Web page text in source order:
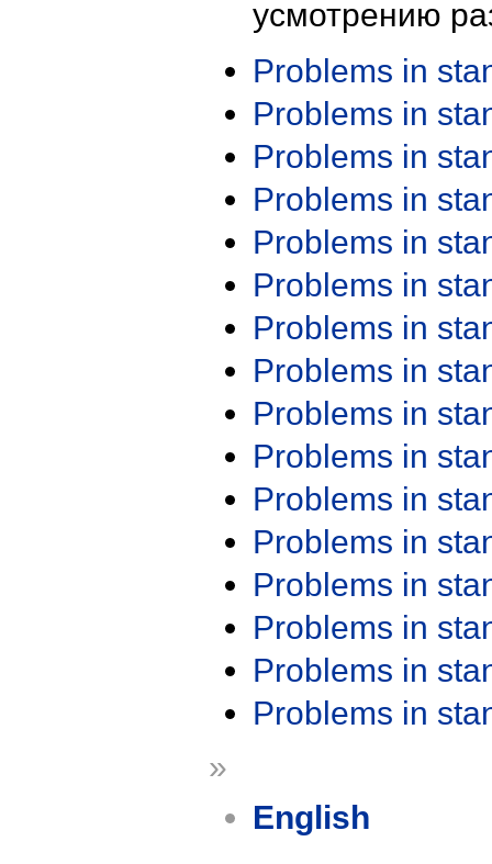
усмотрению
Problems in
Problems in
Problems in
Problems in
Problems in
Problems in
Problems in
Problems in
Problems in
Problems in
Problems in
Problems in
Problems in
Problems in
Problems in
Problems in
»
English